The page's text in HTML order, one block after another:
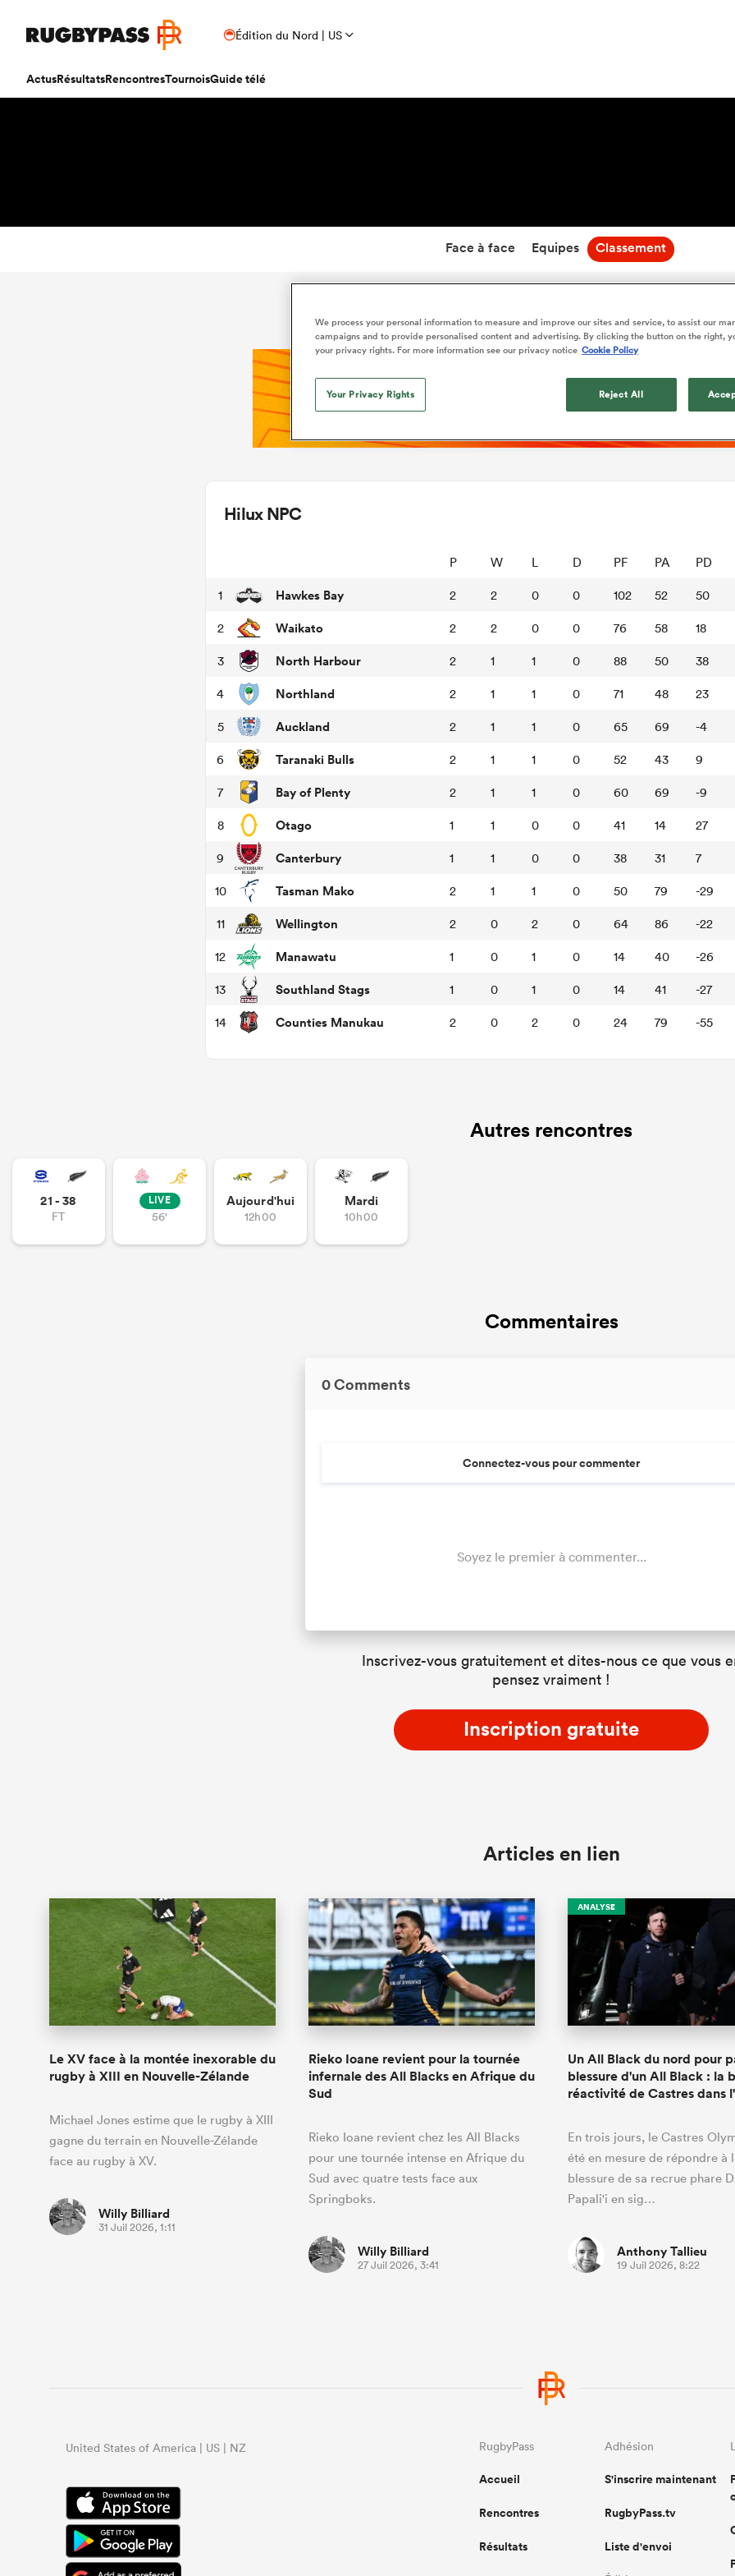
Édition du Nord | US
ActusRésultatsRencontresTournoisGuide télé
Face à face Equipes Classement
Hilux NPC
P W L D PF PA PD
1 Hawkes Bay 2 2 0 0 102 52 50
2 Waikato 2 2 0 0 76 58 18
3 North Harbour 2 1 1 0 88 50 38
4 Northland 2 1 1 0 71 48 23
5 Auckland 2 1 1 0 65 69 -4
6 Taranaki Bulls 2 1 1 0 52 43 9
7 Bay of Plenty 2 1 1 0 60 69 -9
8 Otago 1 1 0 0 41 14 27
9 Canterbury 1 1 0 0 38 31 7
10 Tasman Mako 2 1 1 0 50 79 -29
11 Wellington 2 0 2 0 64 86 -22
12 Manawatu 1 0 1 0 14 40 -26
13 Southland Stags 1 0 1 0 14 41 -27
14 Counties Manukau 2 0 2 0 24 79 -55
Autres rencontres
21 - 38
FT
LIVE
56'
Aujourd'hui
12h00
Mardi
10h00
Commentaires
0 Comments
Connectez-vous pour commenter
Soyez le premier à commenter...
Inscrivez-vous gratuitement et dites-nous ce que vous
pensez vraiment !
Inscription gratuite
Articles en lien
Le XV face à la montée inexorable du
rugby à XIII en Nouvelle-Zélande
Michael Jones estime que le rugby à XIII
gagne du terrain en Nouvelle-Zélande
face au rugby à XV.
Willy Billiard
31 Juil 2026, 1:11
Rieko Ioane revient pour la tournée
infernale des All Blacks en Afrique du
Sud
Rieko Ioane revient chez les All Blacks
pour une tournée intense en Afrique du
Sud avec quatre tests face aux
Springboks.
Willy Billiard
27 Juil 2026, 3:41
ANALYSE
Un All Black du nord pour
blessure d'un All Black : la
réactivité de Castres dans
En trois jours, le Castres
été en mesure de répondre à
blessure de sa recrue phare
Papali'i en sig…
Anthony Tallieu
19 Juil 2026, 8:22
United States of America | US | NZ RugbyPass
Accueil
Rencontres
Résultats
Adhésion
S'inscrire maintenant
RugbyPass.tv
Liste d'envoi
We process your personal information to measure and improve our sites and service, to assist our
campaigns and to provide personalised content and advertising. By clicking the button on the right,
your privacy rights. For more information see our privacy notice Cookie Policy
Your Privacy Rights Reject All